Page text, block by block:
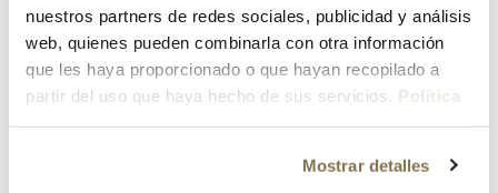
nuestros partners de redes sociales, publicidad y análisis
web, quienes pueden combinarla con otra información
que les haya proporcionado o que hayan recopilado a
partir del uso que haya hecho de sus servicios. Política
Mostrar detalles
¿Has olvidado tu contraseña?